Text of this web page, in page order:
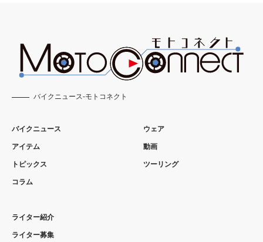
バイクニュース-モトコネクト
バイクニュース
アイテム
トピックス
コラム
ウェア
動画
ツーリング
ライター紹介
ライター募集